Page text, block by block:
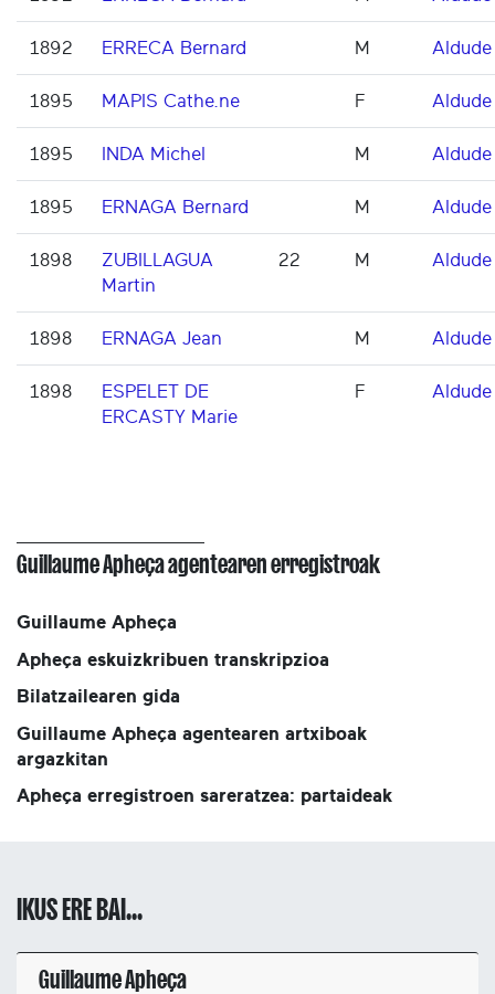
1892 ERRECA Bernard M Aldude
1895 MAPIS Cathe.ne F Aldude
1895 INDA Michel M Aldude
1895 ERNAGA Bernard M Aldude
1898
ZUBILLAGUA
Martin
22 M Aldude
1898 ERNAGA Jean M Aldude
1898
ESPELET DE
ERCASTY Marie
F Aldude
Guillaume Apheça agentearen erregistroak
Guillaume Apheça
Apheça eskuizkribuen transkripzioa
Bilatzailearen gida
Guillaume Apheça agentearen artxiboak
argazkitan
Apheça erregistroen sareratzea: partaideak
IKUS ERE BAI...
Guillaume Apheça